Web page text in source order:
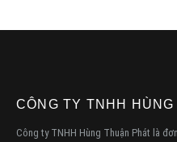
CÔNG TY TNHH
Công ty TNHH Hùng Thuận Phát là